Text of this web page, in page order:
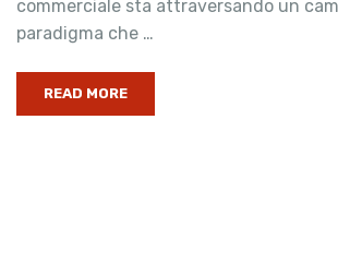
commerciale sta attraversando un
paradigma che …
READ MORE